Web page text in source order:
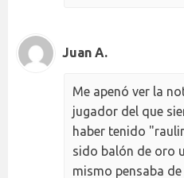
Juan A.
Me apenó ver la
jugador del que
haber tenido
sido balón de oro
mismo pensaba